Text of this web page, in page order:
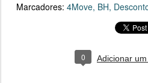
Marcadores: 4Move BH
0 Adicionar